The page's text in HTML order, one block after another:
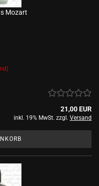
Mozart
21,00 EUR
inkl. 19% MwSt. zzgl. Versand